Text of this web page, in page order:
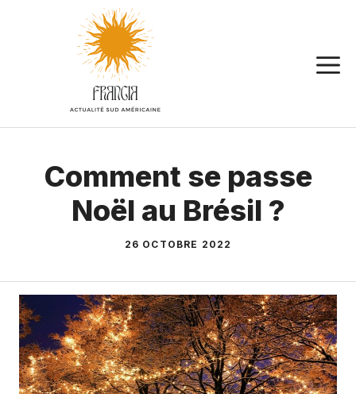
Comment se passe
Noël au Brésil ?
26 OCTOBRE 2022